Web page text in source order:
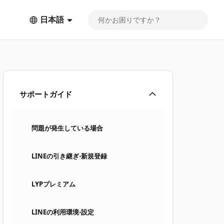
日本語
サポートガイド
問題が発生している場合
LINEの引き継ぎ⋅新規登録
LYPプレミアム
LINEの利用環境⋅設定